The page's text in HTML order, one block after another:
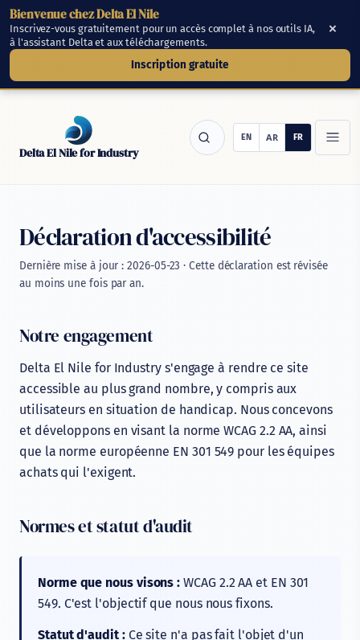
Passer au contenu principal
Delta El Nile for Industry
Déclaration d'accessibilité
Dernière mise à jour : 2026-05-23 · Cette déclaration est révisée
au moins une fois par an.
Notre engagement
Delta El Nile for Industry s'engage à rendre ce site
accessible au plus grand nombre, y compris aux
utilisateurs en situation de handicap. Nous concevons
et développons en visant la norme WCAG 2.2 AA, ainsi
que la norme européenne EN 301 549 pour les équipes
achats qui l'exigent.
Normes et statut d'audit
Norme que nous visons : WCAG 2.2 AA et EN 301
549. C'est l'objectif que nous nous fixons.
Statut d'audit :Ce site n'a pas fait l'objet d'un
Bienvenue chez Delta El Nile
Inscrivez-vous gratuitement pour un accès complet à nos outils IA,
à l'assistant Delta et aux téléchargements.
Inscription gratuite
×